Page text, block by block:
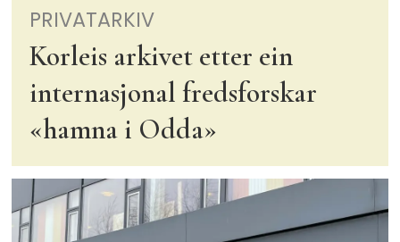
PRIVATARKIV
Korleis arkivet etter ein
internasjonal fredsforskar
«hamna i Odda»